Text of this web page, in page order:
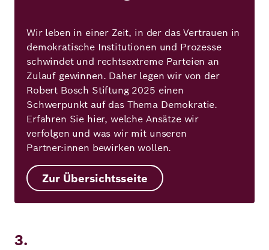
Wir leben in einer Zeit, in der das Vertrauen in
demokratische Institutionen und Prozesse
schwindet und rechtsextreme Parteien an
Zulauf gewinnen. Daher legen wir von der
Robert Bosch Stiftung 2025 einen
Schwerpunkt auf das Thema Demokratie.
Erfahren Sie hier, welche Ansätze wir
verfolgen und was wir mit unseren
Partner:innen bewirken wollen.
Zur Übersichtsseite
3.